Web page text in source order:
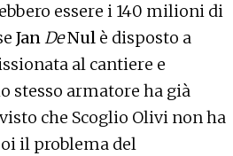
essere i 140 milioni di
JanDeNul è disposto a
al cantiere e
stesso armatore ha già
che Scoglio Olivi non ha
il problema del